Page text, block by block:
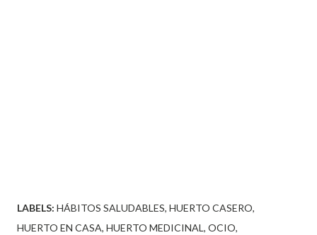
LABELS: HÁBITOS SALUDABLES HUERTO CASERO
HUERTO EN CASA HUERTO MEDICINAL OCIO